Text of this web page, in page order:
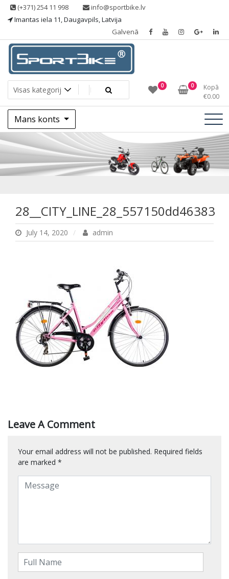
Skip (+371) 254 11 998
info@sportbike.lv
Imantas iela 11, Daugavpils, Latvija
Galvenā
Sportbike
Sporting goods 0 0
Kopā
€0.00
Mans konts
28__CITY_LINE_28_557150dd46383
July 14, 2020 admin
Leave A Comment
Your email address will not be published. Required fields
are marked *